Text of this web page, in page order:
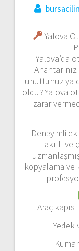
Yalova
Yalova’da
unuttunuz ya
oldu? Yalova
zarar
Deneyimli
akıllı
kopyalama ve
Araç
Yedek
a
m